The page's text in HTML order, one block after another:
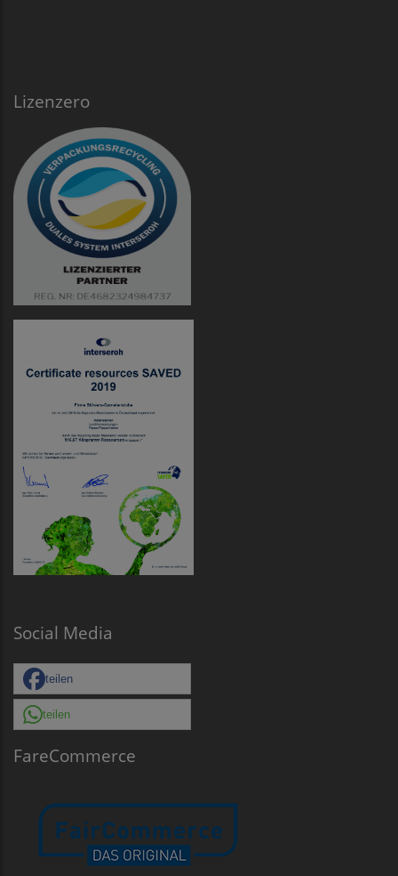
Lizenzero
Social Media
teilen
teilen
FareCommerce